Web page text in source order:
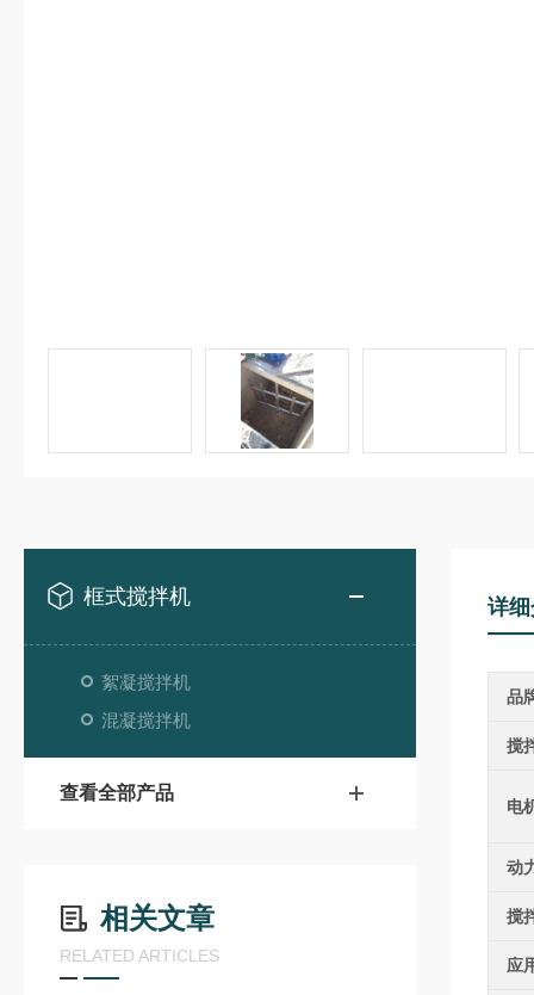
框式搅拌机
絮凝搅拌机
混凝搅拌机
查看全部产品
相关文章
RELATED ARTICLES
详
品
搅
电
动
搅
应